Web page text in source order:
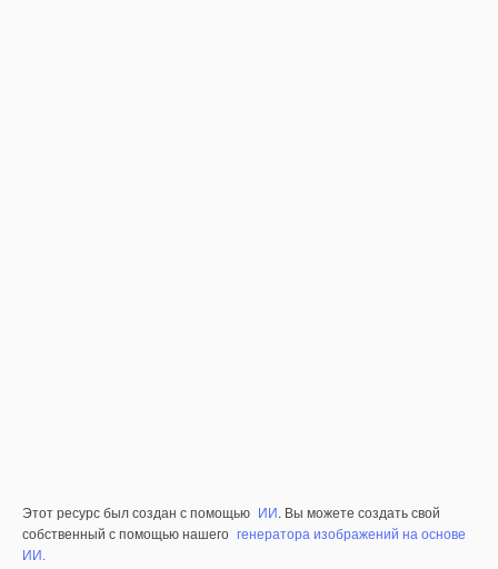
Этот ресурс был создан с помощью ИИ. Вы можете создать свой
собственный с помощью нашего генератора изображений на основе
ИИ.